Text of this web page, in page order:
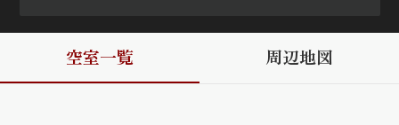
お問い合わせ・よくある質問
シャーメゾンライフ CLUB
空室一覧 周辺地図